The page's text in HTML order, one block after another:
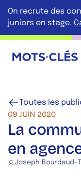
Aller au contenu
On recrute des
juniors en stage.
Retour à l'accueil
Toutes les
09 JUIN 2020
La
en
Joseph Bourdaud-